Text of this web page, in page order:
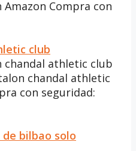
Compra con
club
chandal athletic club
chandal athletic
con seguridad:
bilbao solo